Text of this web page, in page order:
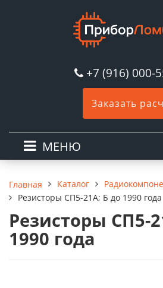
+7 (916) 000-
Заказать
МЕНЮ
Главная Каталог
Резисторы СП5-21А; Б до 1990 года
Резисторы СП5-
1990 года